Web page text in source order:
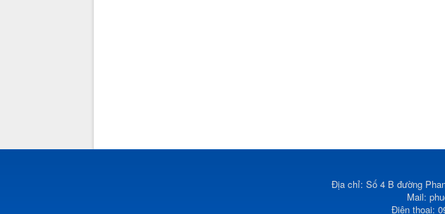
Địa chỉ: Số 4 B đường
Mail:
Điện thoại: